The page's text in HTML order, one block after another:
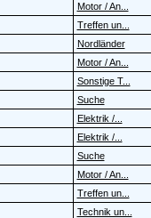
Motor / An...
Treffen un...
Nordländer
Motor / An...
Sonstige T...
Suche
Elektrik /...
Elektrik /...
Suche
Motor / An...
Treffen un...
Technik un...